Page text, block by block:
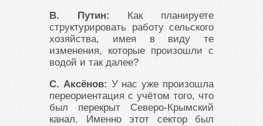
В. Путин: Как планируете
структурировать работу сельского
хозяйства, имея в виду те
изменения, которые произошли с
водой и так далее?
С. Аксёнов: У нас уже произошла
переориентация с учётом того, что
был перекрыт Северо-Крымский
канал. Именно этот сектор был